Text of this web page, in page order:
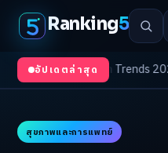
Ranking5
อัปเดตล่าสุด
Health Trends 2026: 5 เรื่อง
สุขภาพและการแพทย์